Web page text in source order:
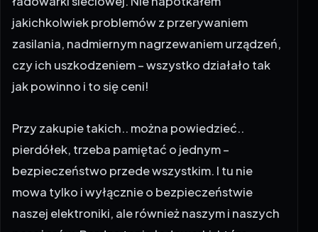
jakichkolwiek problemów z przerywaniem
zasilania, nadmiernym nagrzewaniem urządzeń,
czy ich uszkodzeniem – wszystko działało tak
jak powinno i to się ceni!
pierdółek, trzeba pamiętać o jednym –
bezpieczeństwo przede wszystkim. I tu nie
mowa tylko i wyłącznie o bezpieczeństwie
naszej elektroniki, ale również naszym i naszych
pasażerów. Bardzo tanie ładowarki, które